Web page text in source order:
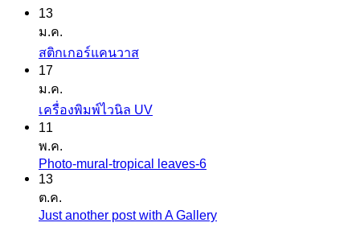
13
ม.ค.
สติกเกอร์แคนวาสไม่มี
บน
นวาส
17
ม.ค.
เครื่องพิมพ์ไวนิล UVไม่มี
บน
ไว
11
พ.ค.
Photo-mural-tropical leaves-6ไม่มี
13
ต.ค.
Just another post with A Galleryไม่มี